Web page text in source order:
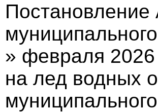
Постановление
» февраля
на лед водных